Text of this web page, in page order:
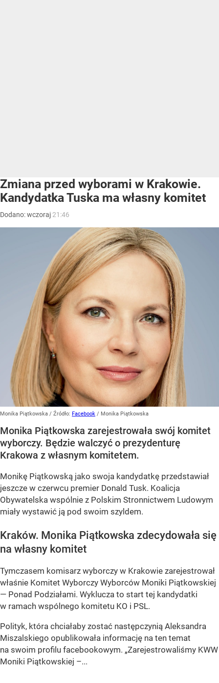
Zmiana przed wyborami w Krakowie.
Kandydatka Tuska ma własny komitet
Dodano:wczoraj 21:46
Monika Piątkowska / Źródło: Facebook / Monika Piątkowska
Monika Piątkowska zarejestrowała swój komitet
wyborczy. Będzie walczyć o prezydenturę
Krakowa z własnym komitetem.
Monikę Piątkowską jako swoja kandydatkę przedstawiał
jeszcze w czerwcu premier Donald Tusk. Koalicja
Obywatelska wspólnie z Polskim Stronnictwem Ludowym
miały wystawić ją pod swoim szyldem.
Kraków. Monika Piątkowska zdecydowała się
na własny komitet
Tymczasem komisarz wyborczy w Krakowie zarejestrował
właśnie Komitet Wyborczy Wyborców Moniki Piątkowskiej
— Ponad Podziałami. Wyklucza to start tej kandydatki
w ramach wspólnego komitetu KO i PSL.
Polityk, która chciałaby zostać następczynią Aleksandra
Miszalskiego opublikowała informację na ten temat
na swoim profilu facebookowym. „Zarejestrowaliśmy KWW
Moniki Piątkowskiej –...